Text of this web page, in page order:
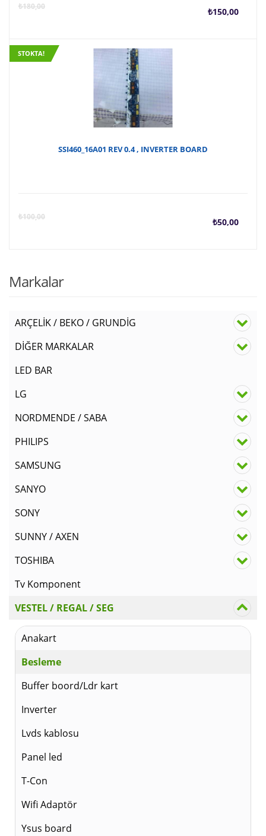
₺180,00 ₺150,00
STOKTA!
SSI460_16A01 REV 0.4 , INVERTER BOARD
₺100,00 ₺50,00
Şu
Markalar
ARÇELİK / BEKO / GRUNDİG
DİĞER MARKALAR
LED BAR
LG
NORDMENDE / SABA
PHILIPS
SAMSUNG
SANYO
SONY
SUNNY / AXEN
TOSHIBA
Tv Komponent
VESTEL / REGAL / SEG
Anakart
Besleme
Buffer boord/Ldr kart
Inverter
Lvds kablosu
Panel led
T-Con
Wifi Adaptör
Ysus board